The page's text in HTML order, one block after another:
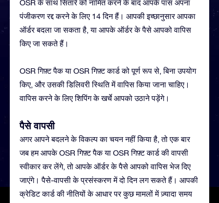
OSR के साथ सितारे को नामित करने के बाद आपके पास अपना
पंजीकरण रद्द करने के लिए 14 दिन हैं। आपकी इच्छानुसार आपका
ऑर्डर बदला जा सकता है, या आपके ऑर्डर के पैसे आपको वापिस
किए जा सकते हैं।
OSR गिफ़्ट पैक या OSR गिफ़्ट कार्ड को पूर्ण रूप से, बिना उपयोग
किए, और उसकी डिलिवरी स्थिति में वापिस किया जाना चाहिए।
वापिस करने के लिए शिपिंग के खर्चे आपको उठाने पड़ेंगे।
पैसे वापसी
अगर आपने बदलने के विकल्प का चयन नहीं किया है, तो एक बार
जब हम आपके OSR गिफ़्ट पैक या OSR गिफ़्ट कार्ड की वापसी
स्वीकार कर लेंगे, तो आपके ऑर्डर के पैसे आपको वापिस भेज दिए
जाएंगे। पैसे-वापसी के प्रसंस्करण में दो दिन लग सकते हैं। आपकी
क्रेडिट कार्ड की नीतियों के आधार पर कुछ मामलों में ज़्यादा समय